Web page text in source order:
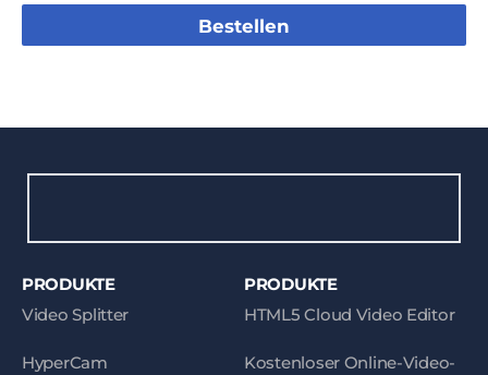
Bestellen
PRODUKTE
Video Splitter
HyperCam
PRODUKTE
HTML5 Cloud Video Editor
Kostenloser Online-Video-